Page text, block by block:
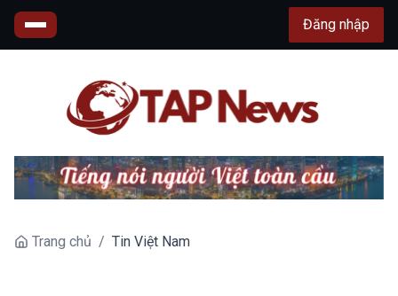
Đăng nhập
Trang chủ / Tin Việt Nam